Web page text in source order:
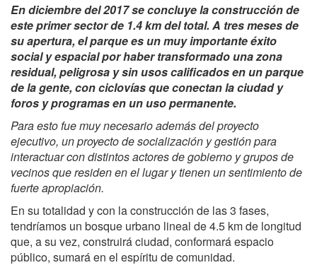
En diciembre del 2017 se concluye la construcción de
este primersectorde 1.4 km del total. A tres meses de
su apertura, el parque es un muy importante éxito
social y espacial por haber transformado una zona
residual, peligrosa y sin usos calificados en un parque
de la gente, con ciclovías que conectan la ciudad y
foros y programas en un uso permanente.
Para esto fue muy necesario además del proyecto
ejecutivo, un proyecto de socialización y gestión para
interactuar con distintos actores de gobierno y grupos de
vecinos que residen en el lugar y tienen un sentimiento de
fuerte apropiación.
En su totalidad y con la construcción de las 3 fases,
tendríamos un bosque urbano lineal de 4.5 km de longitud
que, a su vez, construirá ciudad, conformará espacio
público, sumará en el espíritu de comunidad.